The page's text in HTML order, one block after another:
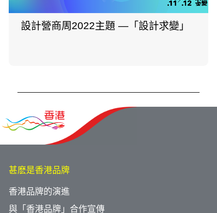
設計營商周2022主題 —「設計求變」
甚麽是香港品牌
香港品牌的演進
與「香港品牌」合作宣傳